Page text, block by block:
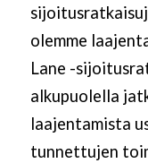
olemme
Lane -
alkupuolella
laajentamista
tunnettujen